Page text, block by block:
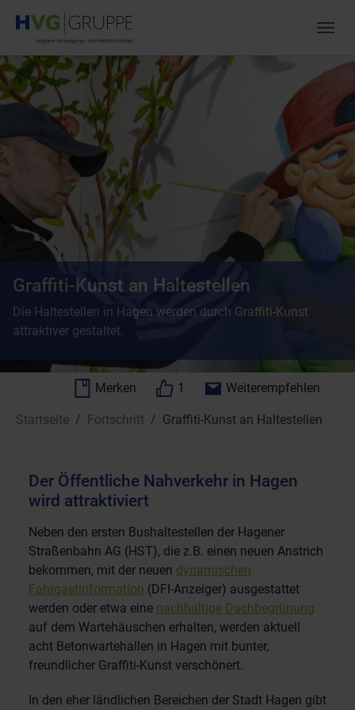
Zum Hauptinhalt springen
Skip to page footer
Graffiti-Kunst an Haltestellen
Die Haltestellen in Hagen werden durch Graffiti-Kunst
attraktiver gestaltet.
Merken 1
Weiterempfehlen
Sie sind hier:
Startseite Fortschritt Graffiti-Kunst an Haltestellen
Der Öffentliche Nahverkehr in Hagen
wird attraktiviert
Neben den ersten Bushaltestellen der Hagener
Straßenbahn AG (HST), die z.B. einen neuen Anstrich
bekommen, mit der neuen dynamischen
Fahrgastinformation (DFI-Anzeiger) ausgestattet
werden oder etwa eine nachhaltige Dachbegrünung
auf dem Wartehäuschen erhalten, werden aktuell
acht Betonwartehallen in Hagen mit bunter,
freundlicher Graffiti-Kunst verschönert.
In den eher ländlichen Bereichen der Stadt Hagen gibt